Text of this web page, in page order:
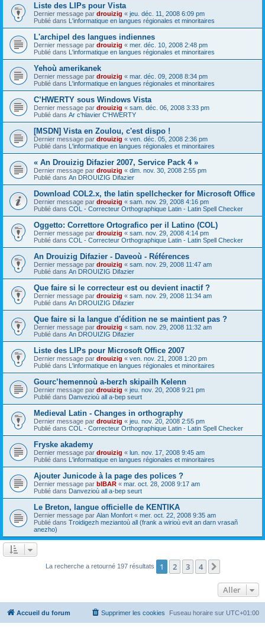
Liste des LIPs pour Vista
Dernier message par drouizig « jeu. déc. 11, 2008 6:09 pm
Publié dans L'informatique en langues régionales et minoritaires
L'archipel des langues indiennes
Dernier message par drouizig « mer. déc. 10, 2008 2:48 pm
Publié dans L'informatique en langues régionales et minoritaires
Yehoù amerikanek
Dernier message par drouizig « mar. déc. 09, 2008 8:34 pm
Publié dans L'informatique en langues régionales et minoritaires
C’HWERTY sous Windows Vista
Dernier message par drouizig « sam. déc. 06, 2008 3:33 pm
Publié dans Ar c'hlavier C'HWERTY
[MSDN] Vista en Zoulou, c'est dispo !
Dernier message par drouizig « ven. déc. 05, 2008 2:36 pm
Publié dans L'informatique en langues régionales et minoritaires
« An Drouizig Difazier 2007, Service Pack 4 »
Dernier message par drouizig « dim. nov. 30, 2008 2:55 pm
Publié dans An DROUIZIG Difazier
Download COL2.x, the latin spellchecker for Microsoft Office
Dernier message par drouizig « sam. nov. 29, 2008 4:16 pm
Publié dans COL - Correcteur Orthographique Latin - Latin Spell Checker
Oggetto: Correttore Ortografico per il Latino (COL)
Dernier message par drouizig « sam. nov. 29, 2008 4:14 pm
Publié dans COL - Correcteur Orthographique Latin - Latin Spell Checker
An Drouizig Difazier - Daveoù - Références
Dernier message par drouizig « sam. nov. 29, 2008 11:47 am
Publié dans An DROUIZIG Difazier
Que faire si le correcteur est ou devient inactif ?
Dernier message par drouizig « sam. nov. 29, 2008 11:34 am
Publié dans An DROUIZIG Difazier
Que faire si la langue d'édition ne se maintient pas ?
Dernier message par drouizig « sam. nov. 29, 2008 11:32 am
Publié dans An DROUIZIG Difazier
Liste des LIPs pour Microsoft Office 2007
Dernier message par drouizig « ven. nov. 21, 2008 1:20 pm
Publié dans L'informatique en langues régionales et minoritaires
Gourc’hemennoù a-berzh skipailh Kelenn
Dernier message par drouizig « jeu. nov. 20, 2008 9:21 pm
Publié dans Danvezioù all a-bep seurt
Medieval Latin - Changes in orthography
Dernier message par drouizig « jeu. nov. 20, 2008 2:55 pm
Publié dans COL - Correcteur Orthographique Latin - Latin Spell Checker
Fryske akademy
Dernier message par drouizig « lun. nov. 17, 2008 9:45 am
Publié dans L'informatique en langues régionales et minoritaires
Ajouter Junicode à la page des polices ?
Dernier message par bIBAR « mar. oct. 28, 2008 9:17 am
Publié dans Danvezioù all a-bep seurt
Le Breton, langue officielle de KENTIKA
Dernier message par Alan Monfort « mer. oct. 22, 2008 9:35 am
Publié dans Troidigezh meziantoù all (frank a wirioù evit an darn vrasañ
anezho)
La recherche a retourné 197 résultats 1 2 3 4
Aller
Accueil du forum Fuseau horaire sur UTC+01:00
Supprimer les cookies